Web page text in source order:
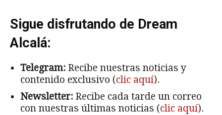
Sigue disfrutando de Dream
Alcalá:
Telegram: Recibe nuestras noticias y
contenido exclusivo (clic aquí).
Newsletter: Recibe cada tarde un correo
con nuestras últimas noticias (clic aquí).